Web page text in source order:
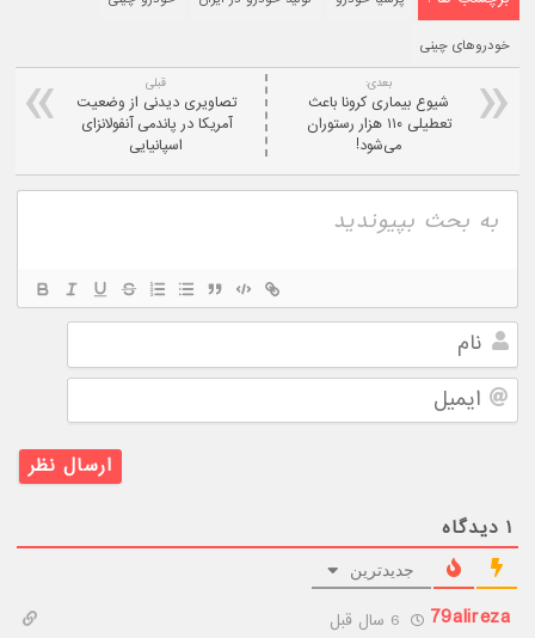
خودروهای چینی
قبلی
تصاویری دیدنی از وضعیت
آمریکا در پاندمی آنفولانزای
اسپانیایی
بعدی:
شیوع بیماری کرونا باعث
تعطیلی ۱۱۰ هزار رستوران
می‌شود!
نام
ایمیل
۱ دیدگاه
جدیدترین
79alireza